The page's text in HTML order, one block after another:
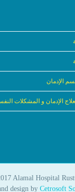
الإدمان
الإدمان و المشكلات
Alamal Hospital
design by Cetrosoft